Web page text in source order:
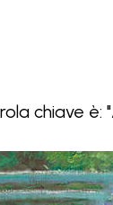
chiave è: